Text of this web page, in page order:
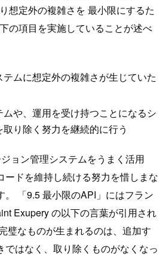
想定外の複雑さを 最小限にするた
の項目を実施していることが述べ
ムに想定外の複雑さが生じていた
や、運用を受け持つことになるシ
り除く努力を継続的に行う
ョン管理システムをうまく活用
ードを維持し続ける努力を惜しまな
。 「9.5 最小限のAPI」にはフラン
Exupery の以下の言葉が引用され
璧なものが生まれるのは、追加す
ではなく、取り除くものがなくなっ